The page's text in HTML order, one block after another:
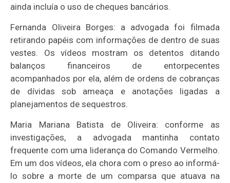
ainda incluía o uso de cheques bancários.
Fernanda Oliveira Borges: a advogada foi filmada
retirando papéis com informações de dentro de suas
vestes. Os vídeos mostram os detentos ditando
balanços financeiros de entorpecentes
acompanhados por ela, além de ordens de cobranças
de dívidas sob ameaça e anotações ligadas a
planejamentos de sequestros.
Maria Mariana Batista de Oliveira: conforme as
investigações, a advogada mantinha contato
frequente com uma liderança do Comando Vermelho.
Em um dos vídeos, ela chora com o preso ao informá-
lo sobre a morte de um comparsa que atuava na